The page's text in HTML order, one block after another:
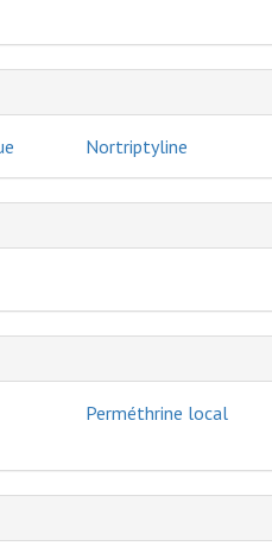
Nortriptyline
Perméthrine local